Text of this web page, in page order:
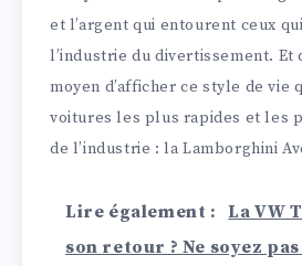
et l’argent qui entourent ceux
l’industrie du divertissement.
moyen d’afficher ce style de vie
voitures les plus rapides et les
de l’industrie : la Lamborghini
Lire également :
La VW
son retour ? Ne soyez